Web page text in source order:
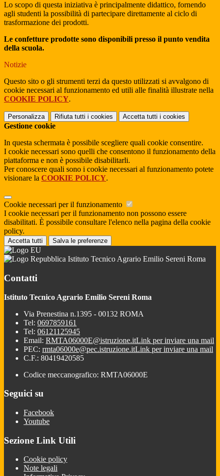
Lo scopo di questa iniziativa è principalmente didattico, fornendo
agli studenti la possibilità di partecipare direttamente al ciclo di
trasformazione dei prodotti.
Le confetture prodotte sono disponibili presso il punto vendita
della scuola.
Notizie
Questo sito o gli strumenti terzi da questo utilizzati si avvalgono di
cookie necessari al funzionamento ed utili alle finalità illustrate nella
COOKIE POLICY.
Personalizza Rifiuta tutti i cookies Accetta tutti i cookies
Gestione cookie
In questa schermata è possibile scegliere quali cookie consentire.
I cookie necessari sono quelli che consentono il funzionamento della
piattaforma e non è possibile disabilitarli.
Per conoscere quali sono i cookie necessari al funzionamento potete
visionare la COOKIE POLICY.
Cookie necessari per il funzionamento
I cookie necessari per il funzionamento non possono essere
disabilitati. È possibile consultare l'elenco nella pagina della cookie
policy.
Accetta tutti Salva le preferenze
Istituto Tecnico Agrario Emilio Sereni Roma
Contatti
Istituto Tecnico Agrario Emilio Sereni Roma
Via Prenestina n.1395 - 00132 ROMA
Tel: 0697859161
Tel: 06121125945
Email: RMTA06000E@istruzione.itLink per inviare una mail
PEC: rmta06000e@pec.istruzione.itLink per inviare una mail
C.F.: 80419420585
Codice meccanografico: RMTA06000E
Seguici su
Facebook
Youtube
Sezione Link Utili
Cookie policy
Note legali